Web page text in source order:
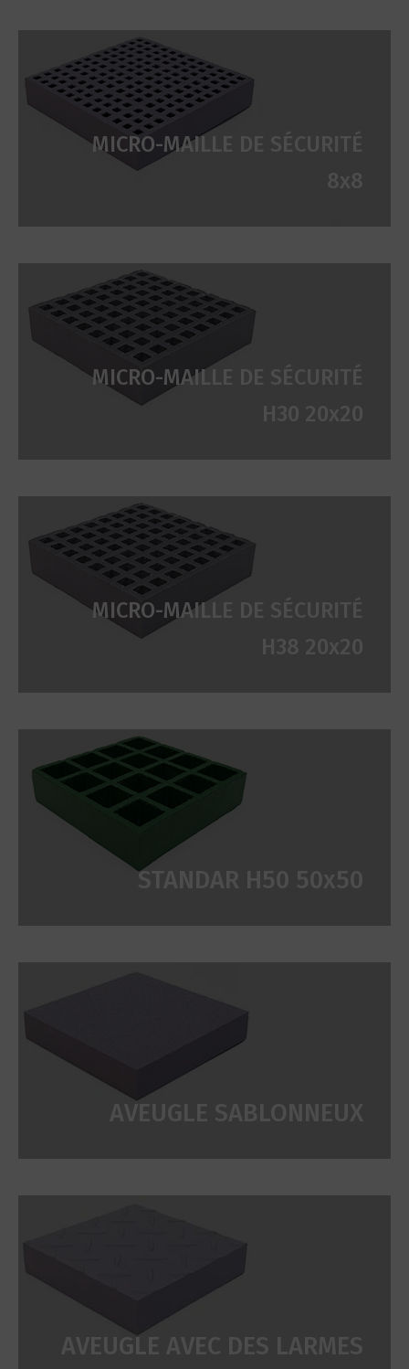
MICRO-MAILLE DE SÉCURITÉ
MICRO-MAILLE DE SÉCURITÉ
MICRO-MAILLE DE SÉCURITÉ
STANDAR H50 50x50
AVEUGLE SABLONNEUX
AVEUGLE AVEC DES LARMES